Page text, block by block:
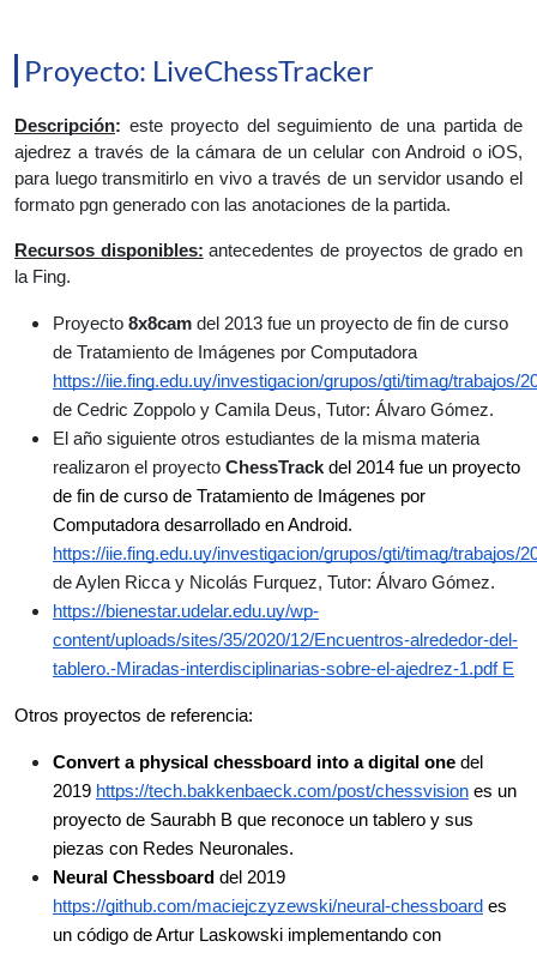
Proyecto: LiveChessTracker
Descripción: este proyecto del seguimiento de una partida de
ajedrez a través de la cámara de un celular con Android o iOS,
para luego transmitirlo en vivo a través de un servidor usando el
formato pgn generado con las anotaciones de la partida.
Recursos disponibles: antecedentes de proyectos de grado en
la Fing.
Proyecto 8x8cam del 2013 fue un proyecto de fin de curso
https://iie.fing.edu.uy/investigacion/grupos/gti/timag/trabajos/
de Cedric Zoppolo y Camila Deus, Tutor: Álvaro Gómez.
El año siguiente otros estudiantes de la misma materia
realizaron el proyecto ChessTrack del 2014 fue un proyecto
de fin de curso de Tratamiento de Imágenes por
https://iie.fing.edu.uy/investigacion/grupos/gti/timag/trabajos/
de Aylen Ricca y Nicolás Furquez, Tutor: Álvaro Gómez.
https://bienestar.udelar.edu.uy/wp-
content/uploads/sites/35/2020/12/Encuentros-alrededor-del-
tablero.-Miradas-interdisciplinarias-sobre-el-ajedrez-1.pdf E
Otros proyectos de referencia:
Convert a physical chessboard into a digital one del
2019 https://tech.bakkenbaeck.com/post/chessvision es un
proyecto de Saurabh B que reconoce un tablero y sus
piezas con Redes Neuronales.
Neural Chessboard
https://github.com/maciejczyzewski/neural-chessboard es
un código de Artur Laskowski implementando con